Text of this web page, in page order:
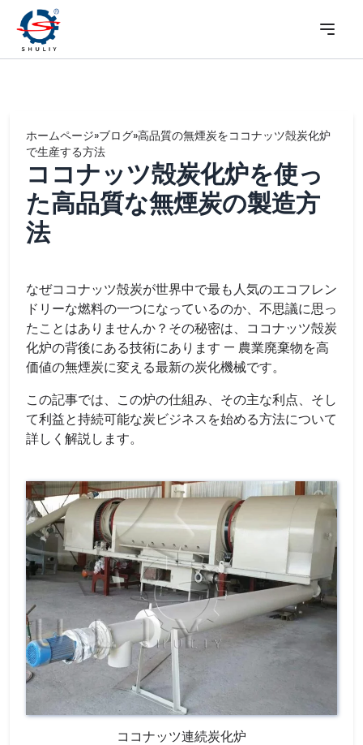
ホームページ»ブログ»高品質の無煙炭をココナッツ殻炭化炉
で生産する方法
ココナッツ殻炭化炉を使っ
た高品質な無煙炭の製造方
法
なぜココナッツ殻炭が世界中で最も人気のエコフレン
ドリーな燃料の一つになっているのか、不思議に思っ
たことはありませんか？その秘密は、ココナッツ殻炭
化炉の背後にある技術にあります — 農業廃棄物を高
価値の無煙炭に変える最新の炭化機械です。
この記事では、この炉の仕組み、その主な利点、そし
て利益と持続可能な炭ビジネスを始める方法について
詳しく解説します。
ココナッツ連続炭化炉